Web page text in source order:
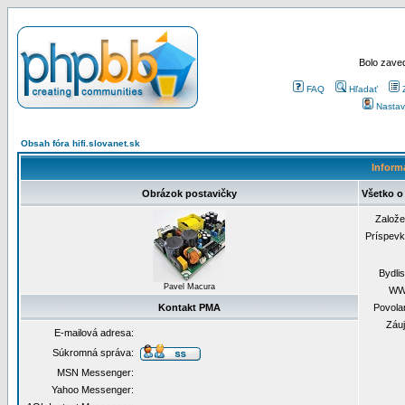
Bolo
FAQ Hľadať
Obsah fóra hifi.slovanet.sk
Obrázok postavičky Všetko
Pavel Macura
Kontakt PMA
E-mailová adresa:
Súkromná správa:
MSN Messenger:
Yahoo Messenger: